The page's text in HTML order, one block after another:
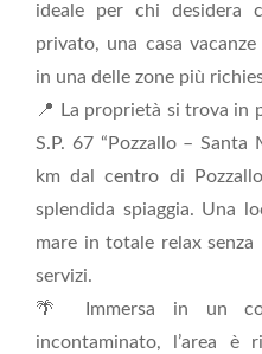
ideale per chi desidera
privato, una casa
in una delle zone più
📍 La proprietà si trova in
S.P. 67 “Pozzallo – Santa
km dal centro di
splendida spiaggia. Una
mare in totale relax
servizi.
🌴 Immersa in un
incontaminato, l’area è